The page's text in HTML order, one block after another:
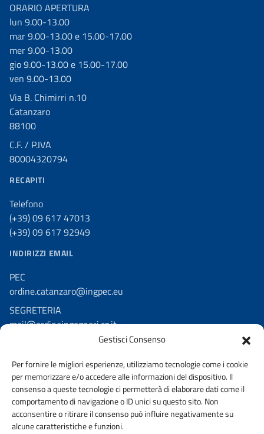
Gestisci Consenso
Per fornire le migliori esperienze, utilizziamo tecnologie come i cookie
per memorizzare e/o accedere alle informazioni del dispositivo. Il
consenso a queste tecnologie ci permetterà di elaborare dati come il
comportamento di navigazione o ID unici su questo sito. Non
acconsentire o ritirare il consenso può influire negativamente su
alcune caratteristiche e funzioni.
ORARIO APERTURA
lun 9.00-13.00
mar 9.00-13.00 e 15.00-17.00
mer 9.00-13.00
gio 9.00-13.00 e 15.00-17.00
ven 9.00-13.00
Via B. Chimirri n.10
Catanzaro
88100
C.F. / P.IVA
80004320794
RECAPITI
Telefono
(+39) 09 617 47013
(+39) 09 617 92949
INDIRIZZI EMAIL
PEC
ordine.catanzaro@ingpec.eu
SEGRETERIA
mail@ordineingegneri.cz.it
SEGUICI SU
Facebook